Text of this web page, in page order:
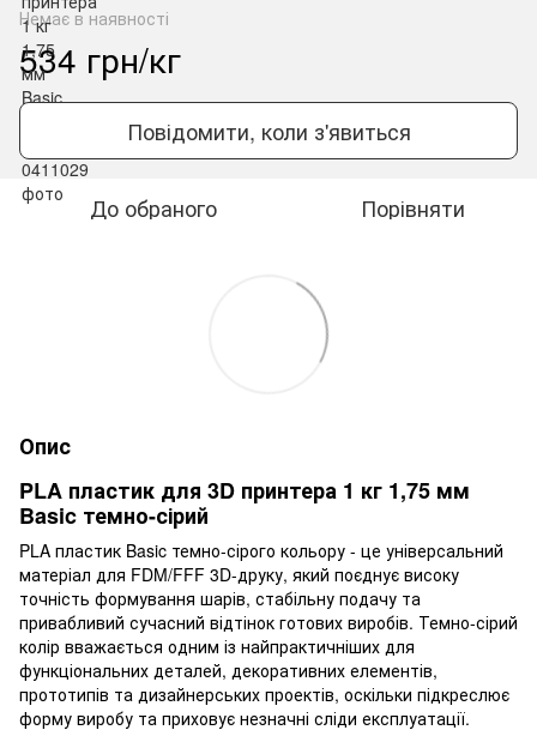
Немає в наявності
534 грн/кг
Повідомити, коли з'явиться
До обраного Порівняти
Опис
PLA пластик для 3D принтера 1 кг 1,75 мм
Basic темно-сірий
PLA пластик Basic темно-сірого кольору - це універсальний
матеріал для FDM/FFF 3D-друку, який поєднує високу
точність формування шарів, стабільну подачу та
привабливий сучасний відтінок готових виробів. Темно-сірий
колір вважається одним із найпрактичніших для
функціональних деталей, декоративних елементів,
прототипів та дизайнерських проектів, оскільки підкреслює
форму виробу та приховує незначні сліди експлуатації.